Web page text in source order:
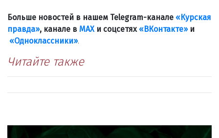
Больше новостей в нашем Telegram-канале «Курская
правда», канале в МАХи соцсетях «ВКонтакте»и
«Одноклассники».
Читайте также